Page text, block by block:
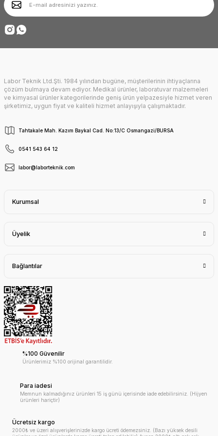
Ürün fiyatı diğer sitelerden daha pahalı.
Bu ürüne benzer farklı alternatifler olmalı.
Gönder
Deneyimini Paylaş
Labor Teknik Ltd.Şti. 1984 yılından bugüne, müşterilerinin ihtiyaçlarına
çözüm bulmaya devam ediyor. Medikal ürünler, laboratuvar malzemeleri
ve kimyasal ürünler kategorilerinde geniş ürün yelpazesiyle hizmet veren
şirketimiz, uygun fiyat ve kaliteli hizmet anlayışıyla çalışmaktadır.
Tahtakale Mah. Kazım Baykal Cad. No:13/C Osmangazi/BURSA
0541 543 64 12
labor@laborteknik.com
Kurumsal
Üyelik
Bağlantılar
%100 Güvenilir
Ürünlerimiz %100 orijinal garantilidir.
Para iadesi
Memnun kalmadığınız ürünleri 15 iş günü içerisinde iade edebilirsiniz. (Hijyen
ürünleri hariçtir)
Ücretsiz kargo
2000₺ ve üzeri alışverişlerinizde kargo ücreti ödemezsiniz. (Bazı yüksek desili